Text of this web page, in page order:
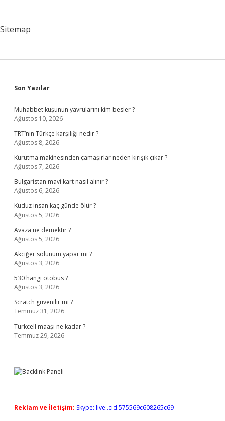
Sitemap
Sidebar
Son Yazılar
Muhabbet kuşunun yavrularını kim besler ?
Ağustos 10, 2026
TRT’nin Türkçe karşılığı nedir ?
Ağustos 8, 2026
Kurutma makinesinden çamaşırlar neden kırışık çıkar ?
Ağustos 7, 2026
Bulgaristan mavi kart nasıl alınır ?
Ağustos 6, 2026
Kuduz insan kaç günde ölür ?
Ağustos 5, 2026
Avaza ne demektir ?
Ağustos 5, 2026
Akciğer solunum yapar mı ?
Ağustos 3, 2026
530 hangi otobüs ?
Ağustos 3, 2026
Scratch güvenilir mi ?
Temmuz 31, 2026
Turkcell maaşı ne kadar ?
Temmuz 29, 2026
Reklam ve İletişim: Skype: live:.cid.575569c608265c69